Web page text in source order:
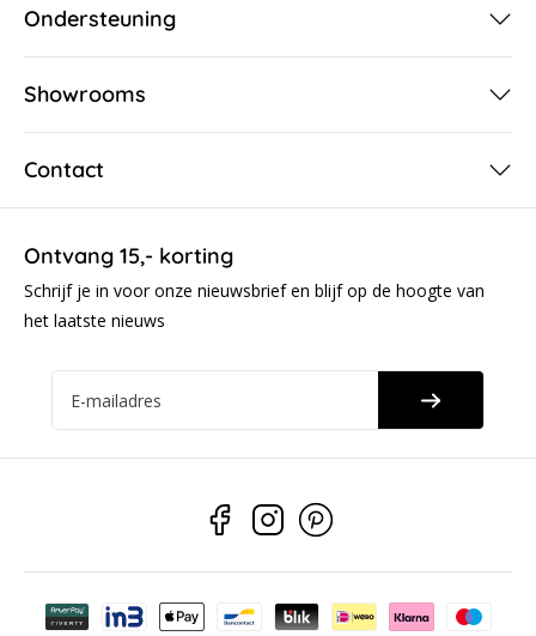
Ondersteuning
Showrooms
Contact
Ontvang 15,- korting
Schrijf je in voor onze nieuwsbrief en blijf op de hoogte van
het laatste nieuws
E-mailadres